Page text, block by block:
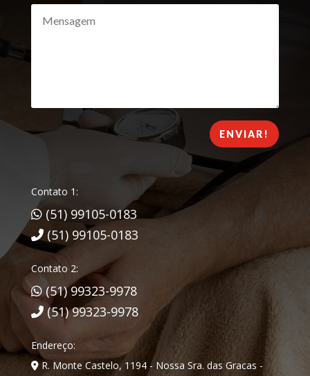
ENVIAR!
Contato 1:
(51) 99105-0183
(51) 99105-0183
Contato 2:
(51) 99323-9978
(51) 99323-9978
Endereço:
R. Monte Castelo, 1194 - Nossa Sra. das Gracas -